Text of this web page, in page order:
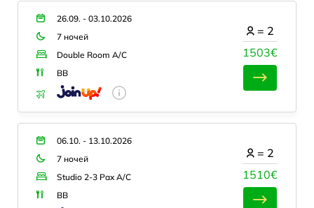
26.09. - 03.10.2026
7 ночей
Double Room A/C
BB
1503€
= 2
06.10. - 13.10.2026
7 ночей
Studio 2-3 Pax A/C
BB
1510€
= 2